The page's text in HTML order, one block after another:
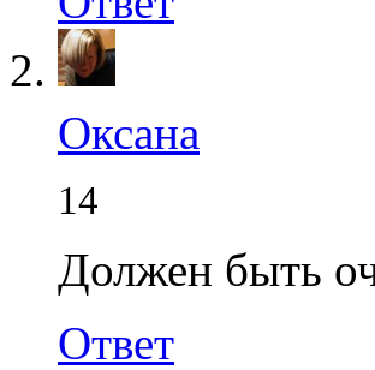
Оксана
14
Должен быть
Ответ